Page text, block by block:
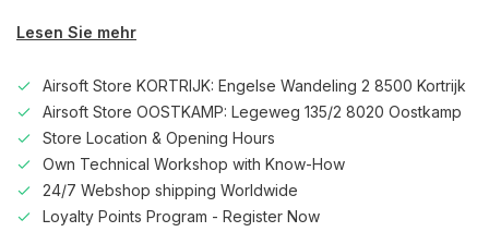
Lesen Sie mehr
Airsoft Store KORTRIJK: Engelse Wandeling 2 8500 Kortrijk
Airsoft Store OOSTKAMP: Legeweg 135/2 8020 Oostkamp
Store Location & Opening Hours
Own Technical Workshop with Know-How
24/7 Webshop shipping Worldwide
Loyalty Points Program - Register Now